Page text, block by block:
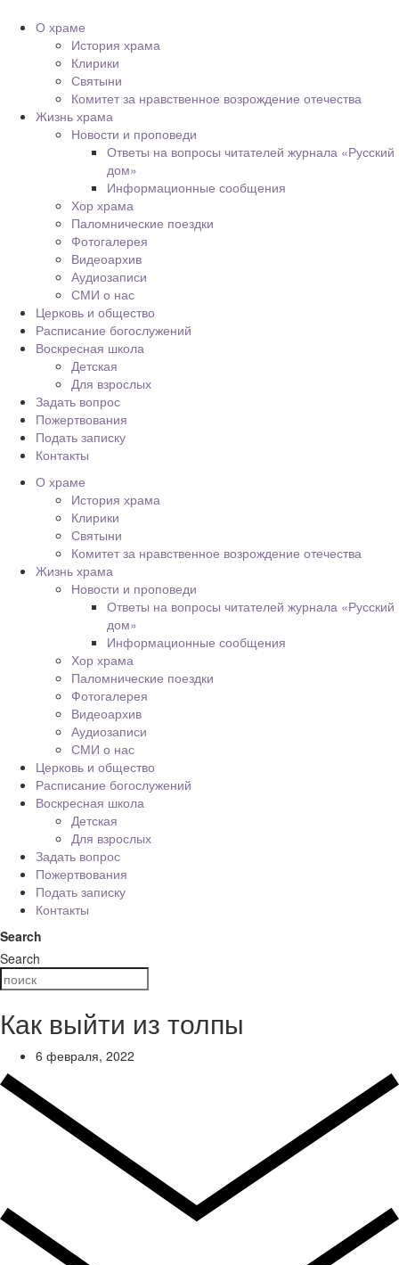
О храме
История храма
Клирики
Святыни
Комитет за нравственное возрождение отечества
Жизнь храма
Новости и проповеди
Ответы на вопросы читателей журнала «Русский
дом»
Информационные сообщения
Хор храма
Паломнические поездки
Фотогалерея
Видеоархив
Аудиозаписи
СМИ о нас
Церковь и общество
Расписание богослужений
Воскресная школа
Детская
Для взрослых
Задать вопрос
Пожертвования
Подать записку
Контакты
О храме
История храма
Клирики
Святыни
Комитет за нравственное возрождение отечества
Жизнь храма
Новости и проповеди
Ответы на вопросы читателей журнала «Русский
дом»
Информационные сообщения
Хор храма
Паломнические поездки
Фотогалерея
Видеоархив
Аудиозаписи
СМИ о нас
Церковь и общество
Расписание богослужений
Воскресная школа
Детская
Для взрослых
Задать вопрос
Пожертвования
Подать записку
Контакты
Search
Search
Как выйти из толпы
6 февраля, 2022